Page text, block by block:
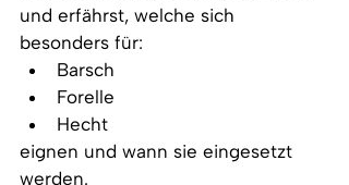
und erfährst, welche sich
besonders für:
Barsch
Forelle
Hecht
eignen und wann sie eingesetzt
werden.